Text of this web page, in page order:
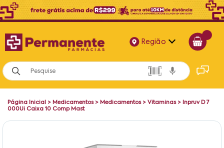
Região
Alagoas
Bahia
Página Inicial > Medicamentos> Medicamentos> Vitaminas> Inpruv D 7
000Ui Caixa 10 Comp Mast